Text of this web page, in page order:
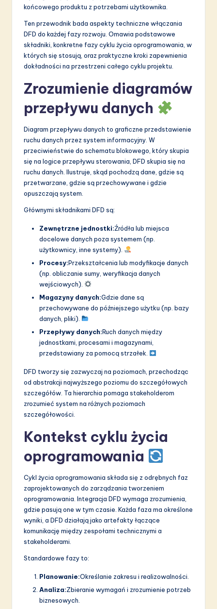
w
o
ti
końcowego produktu z potrzebami użytkownika.
Ten przewodnik bada aspekty techniczne włączania
DFD do każdej fazy rozwoju. Omawia podstawowe
składniki, konkretne fazy cyklu życia oprogramowania, w
których się stosują, oraz praktyczne kroki zapewnienia
dokładności na przestrzeni całego cyklu projektu.
Zrozumienie diagramów
przepływu danych
Diagram przepływu danych to graficzne przedstawienie
ruchu danych przez system informacyjny. W
przeciwieństwie do schematu blokowego, który skupia
się na logice przepływu sterowania, DFD skupia się na
ruchu danych. Ilustruje, skąd pochodzą dane, gdzie są
przetwarzane, gdzie są przechowywane i gdzie
opuszczają system.
Głównymi składnikami DFD są:
Zewnętrzne jednostki:Źródła lub miejsca
docelowe danych poza systemem (np.
użytkownicy, inne systemy).
Procesy:Przekształcenia lub modyfikacje danych
(np. obliczanie sumy, weryfikacja danych
wejściowych).
Magazyny danych:Gdzie dane są
przechowywane do późniejszego użytku (np. bazy
danych, pliki).
Przepływy danych:Ruch danych między
jednostkami, procesami i magazynami,
przedstawiany za pomocą strzałek.
DFD tworzy się zazwyczaj na poziomach, przechodząc
od abstrakcji najwyższego poziomu do szczegółowych
szczegółów. Ta hierarchia pomaga stakeholderom
zrozumieć system na różnych poziomach
szczegółowości.
Kontekst cyklu życia
oprogramowania
Cykl życia oprogramowania składa się z odrębnych faz
zaprojektowanych do zarządzania tworzeniem
oprogramowania. Integracja DFD wymaga zrozumienia,
gdzie pasują one w tym czasie. Każda faza ma określone
wyniki, a DFD działają jako artefakty łączące
komunikację między zespołami technicznymi a
stakeholderami.
Standardowe fazy to:
Planowanie:Określanie zakresu i realizowalności.
Analiza:Zbieranie wymagań i zrozumienie potrzeb
biznesowych.